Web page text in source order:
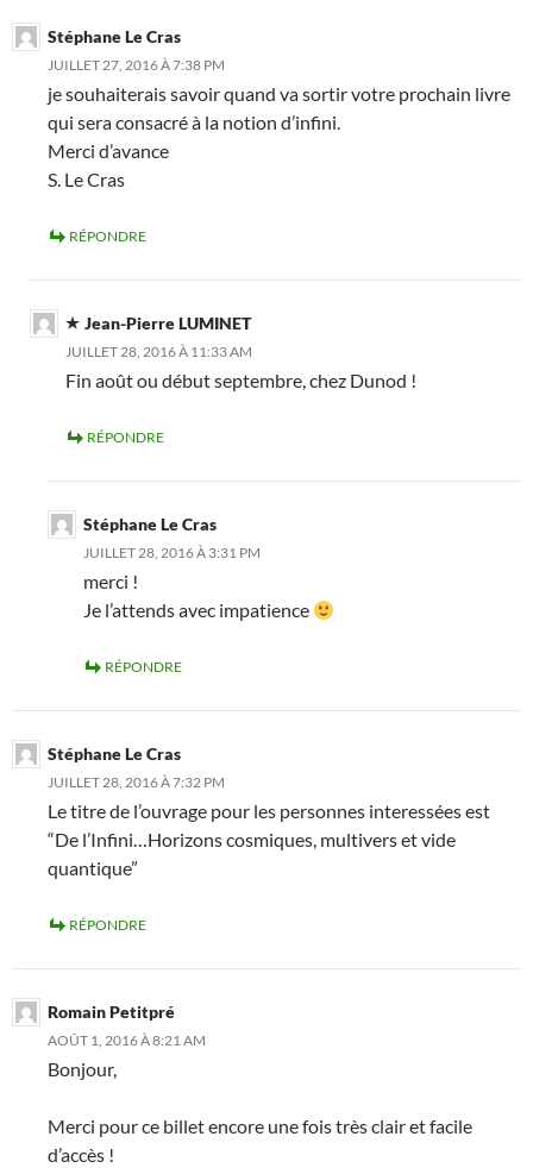
Stéphane Le Cras
JUILLET 27, 2016 À 7:38 PM
je souhaiterais savoir quand va sortir votre prochain livre
qui sera consacré à la notion d’infini.
Merci d’avance
S. Le Cras
RÉPONDRE
Jean-Pierre LUMINET
JUILLET 28, 2016 À 11:33 AM
Fin août ou début septembre, chez Dunod !
RÉPONDRE
Stéphane Le Cras
JUILLET 28, 2016 À 3:31 PM
merci !
Je l’attends avec impatience
RÉPONDRE
Stéphane Le Cras
JUILLET 28, 2016 À 7:32 PM
Le titre de l’ouvrage pour les personnes interessées est
“De l’Infini…Horizons cosmiques, multivers et vide
quantique”
RÉPONDRE
Romain Petitpré
AOÛT 1, 2016 À 8:21 AM
Bonjour,
Merci pour ce billet encore une fois très clair et facile
d’accès !